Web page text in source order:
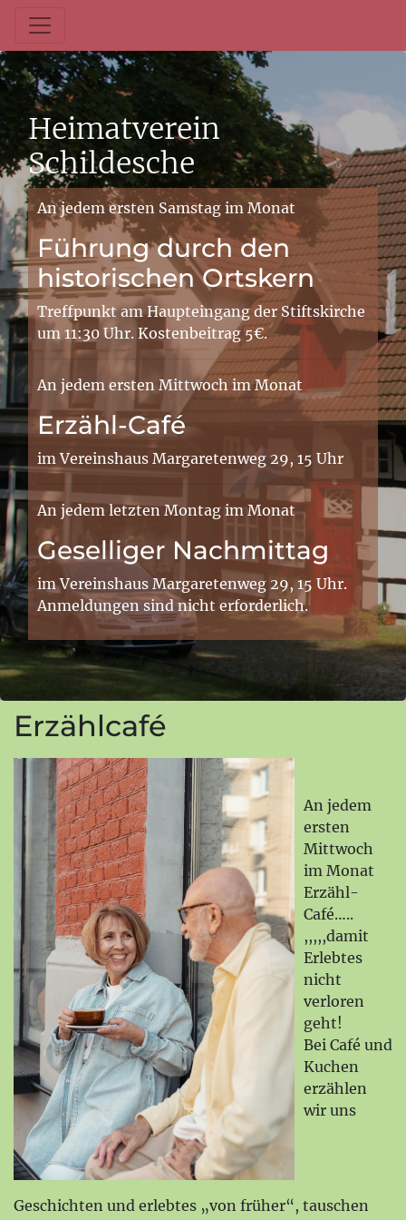
Heimatverein
Schildesche
An jedem ersten Samstag im Monat
Führung durch den
historischen Ortskern
Treffpunkt am Haupteingang der Stiftskirche
um 11:30 Uhr. Kostenbeitrag 5€.
An jedem ersten Mittwoch im Monat
Erzähl-Café
im Vereinshaus Margaretenweg 29, 15 Uhr
An jedem letzten Montag im Monat
Geselliger Nachmittag
im Vereinshaus Margaretenweg 29, 15 Uhr.
Anmeldungen sind nicht erforderlich.
Erzählcafé
An jedem
ersten
Mittwoch
im Monat
Erzähl-
Café…..
,,,,,damit
Erlebtes
nicht
verloren
geht!
Bei Café und
Kuchen
erzählen
wir uns
Geschichten und erlebtes „von früher“, tauschen